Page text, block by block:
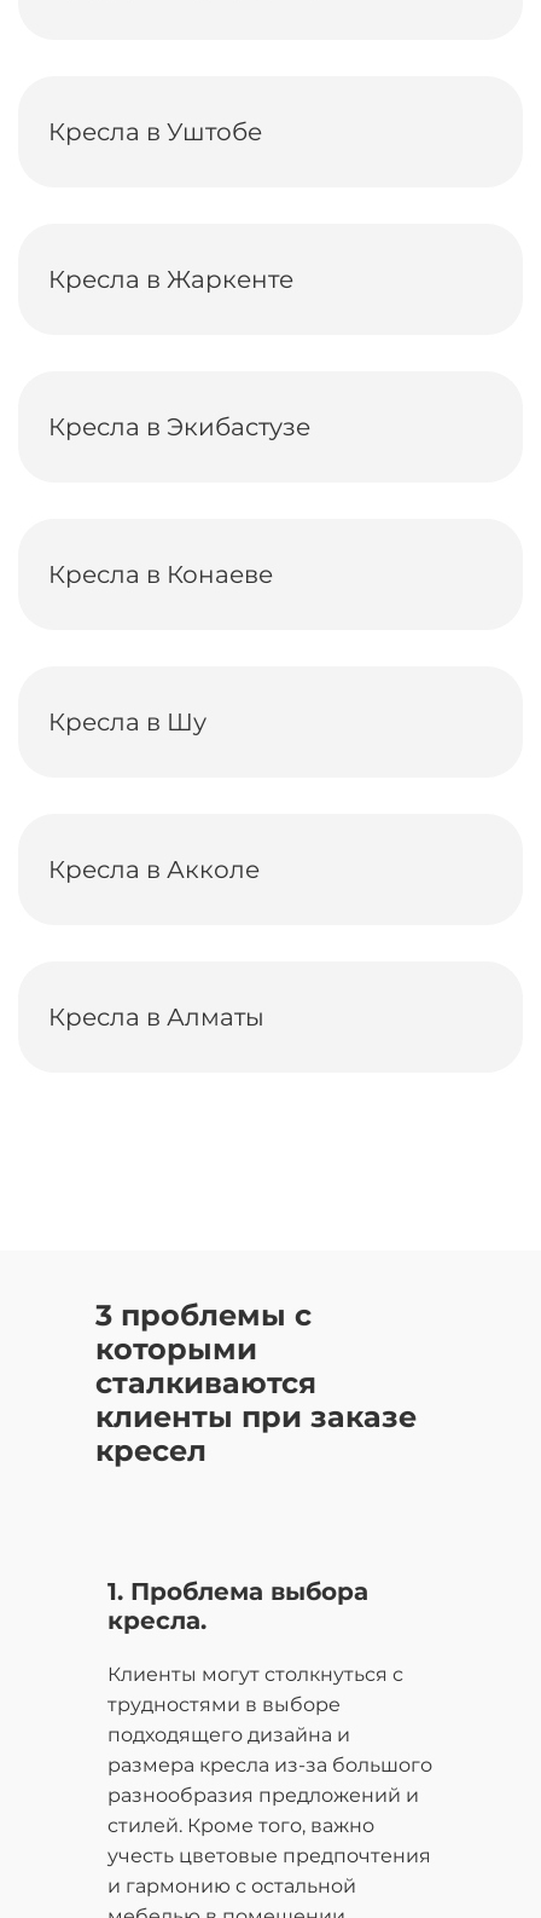
Кресла в Уштобе
Кресла в Жаркенте
Кресла в Экибастузе
Кресла в Конаеве
Кресла в Шу
Кресла в Акколе
Кресла в Алматы
3 проблемы с
которыми
сталкиваются
клиенты при заказе
кресел
1. Проблема выбора
кресла.
Клиенты могут столкнуться с
трудностями в выборе
подходящего дизайна и
размера кресла из-за большого
разнообразия предложений и
стилей. Кроме того, важно
учесть цветовые предпочтения
и гармонию с остальной